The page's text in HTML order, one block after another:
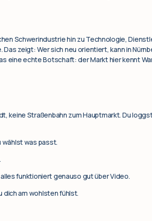
Schwerindustrie hin zu Technologie,
zeigt: Wer sich neu orientiert, kann in
eine echte Botschaft: der Markt hier kennt
keine Straßenbahn zum Hauptmarkt. Du
was passt.
funktioniert genauso gut über Video.
dich am wohlsten fühlst.